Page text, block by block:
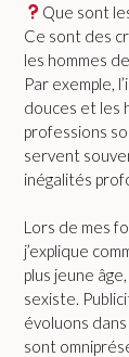
Que sont
Ce sont des
les hommes
Par exemple,
douces et les
professions
servent
inégalités
Lors de mes
j’explique
plus jeune
sexiste.
évoluons
sont